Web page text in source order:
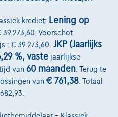
krediet: Lening op
39.273,60. Voorschot
: € 39.273,60. JKP (Jaarlijks
%, vaste jaarlijkse
van 60 maanden . Terug te
van € 761,38 . Totaal